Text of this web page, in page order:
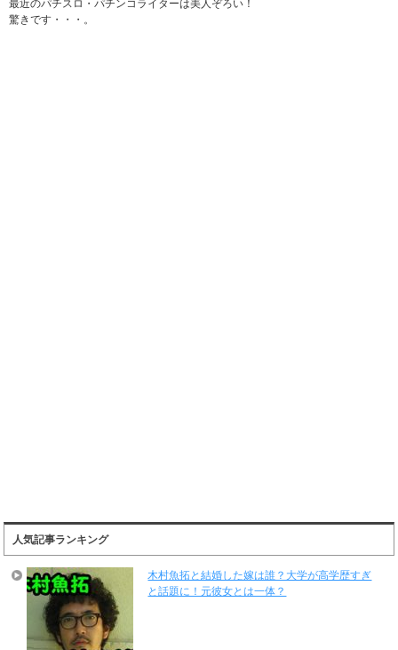
最近のパチスロ・パチンコライターは美人ぞろい！
驚きです・・・。
人気記事ランキング
木村魚拓と結婚した嫁は誰？大学が高学歴すぎ
と話題に！元彼女とは一体？